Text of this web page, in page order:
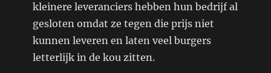
kleinere leveranciers hebben hun bedrijf al
gesloten omdat ze tegen die prijs niet
kunnen leveren en laten veel burgers
letterlijk in de kou zitten.